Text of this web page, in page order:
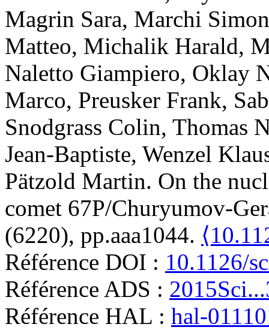
Magrin Sara, Marchi
Matteo, Michalik Harald,
Naletto Giampiero, Oklay
Marco, Preusker Frank,
Snodgrass Colin, Thomas
Jean-Baptiste, Wenzel
Pätzold Martin. On the
comet 67P/Churyumov-
(6220), pp.aaa1044.
Référence DOI : 10.1126/
Référence ADS :
Référence HAL : hal-